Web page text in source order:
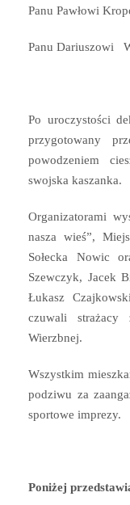
Panu Pawłowi
Panu Dariuszowi
Po uroczystości
przygotowany
powodzeniem
swojska kaszanka.
Organizatorami
nasza wieś”,
Sołecka Nowic
Szewczyk, Jacek
Łukasz
czuwali
Wierzbnej.
Wszystkim
podziwu za
sportowe imprezy.
Poniżej